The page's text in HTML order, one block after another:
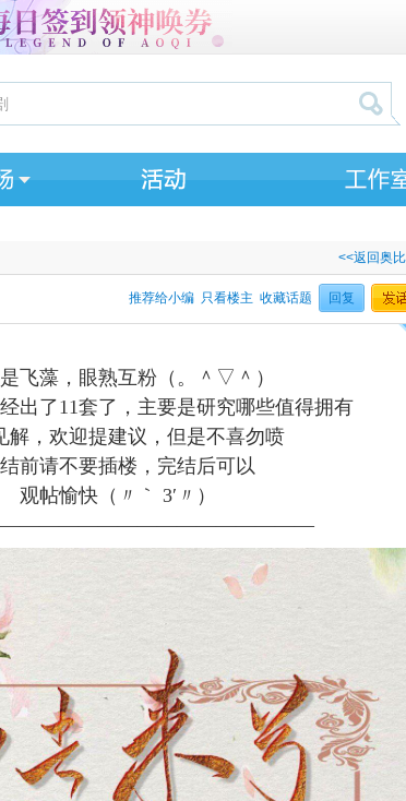
<<返回奥
回复
收藏话题
只看楼主
推荐给小编
飞藻，眼熟互粉（。＾▽＾）
出了11套了，主要是研究哪些值得拥有
解，欢迎提建议，但是不喜勿喷
前请不要插楼，完结后可以
观帖愉快（〃｀ 3′〃）